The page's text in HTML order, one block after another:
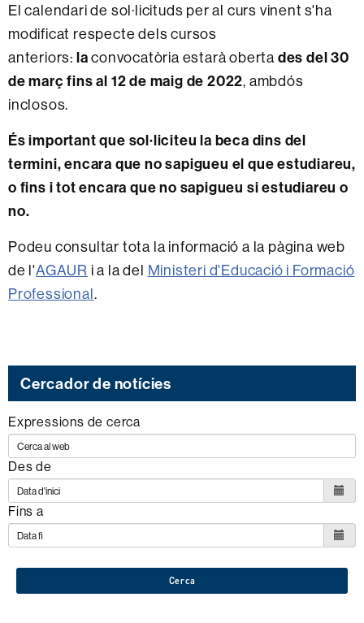
El calendari de sol·licituds per al curs vinent s'ha
modificat respecte dels cursos
anteriors: laconvocatòria estarà oberta des del 30
de març fins al 12 de maig de 2022, ambdós
inclosos.
És important que sol·liciteu la beca dins del
termini, encara que no sapigueu el que estudiareu,
o fins i tot encara que no sapigueu si estudiareu o
no.
Podeu consultar tota la informació a la pàgina web
de l'AGAUR i a la del Ministeri d'Educació i Formació
Professional.
Cercador de notícies
Expressions de cerca
Des de
Fins a
Cerca